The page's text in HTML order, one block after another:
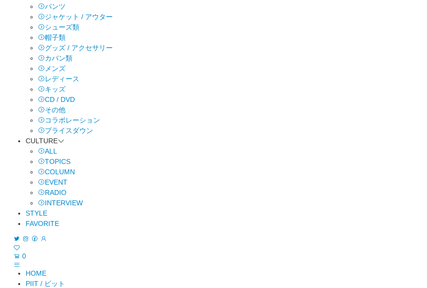
パンツ
ジャケット / アウター
シューズ類
帽子類
グッズ / アクセサリー
カバン類
メンズ
レディース
キッズ
CD / DVD
その他
コラボレーション
プライスダウン
CULTURE
ALL
TOPICS
COLUMN
EVENT
RADIO
INTERVIEW
STYLE
FAVORITE
0
HOME
PIIT / ピット